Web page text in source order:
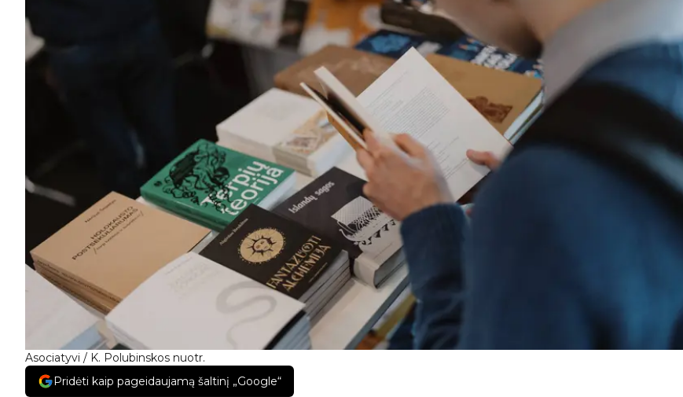
Asociatyvi / K. Polubinskos nuotr.
Pridėti kaip pageidaujamą šaltinį „Google“